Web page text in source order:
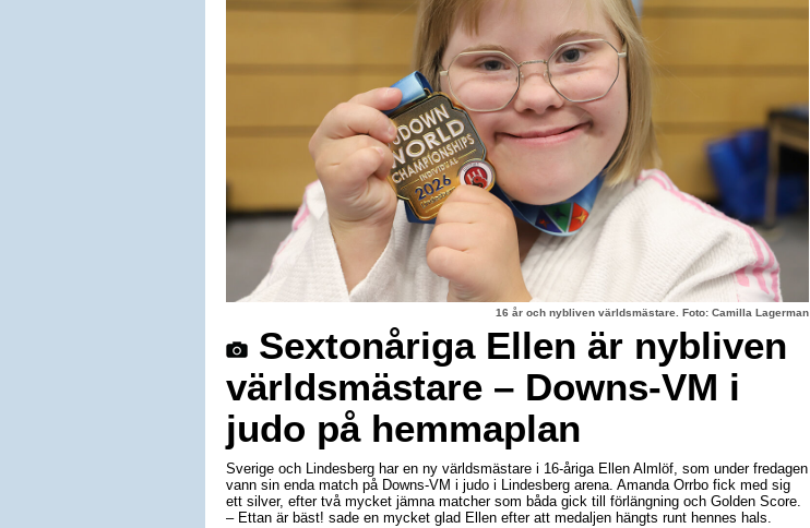
16 år och nybliven världsmästare. Foto: Camilla Lagerman
Sextonåriga Ellen är nybliven
världsmästare – Downs-VM i
judo på hemmaplan
Sverige och Lindesberg har en ny världsmästare i 16-åriga Ellen Almlöf, som under fredagen
vann sin enda match på Downs-VM i judo i Lindesberg arena. Amanda Orrbo fick med sig
ett silver, efter två mycket jämna matcher som båda gick till förlängning och Golden Score.
– Ettan är bäst! sade en mycket glad Ellen efter att medaljen hängts runt hennes hals.